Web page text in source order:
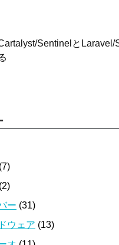
SentinelとLaravel/
(7)
(2)
ー (31)
ウェア (13)